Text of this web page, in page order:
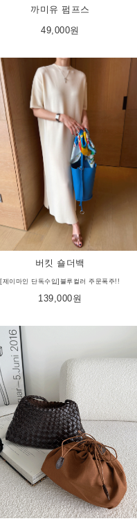
까미유 펌프스
49,000원
버킷 숄더백
[제이마인 단독수입]블루컬러 주문폭주!!
139,000원